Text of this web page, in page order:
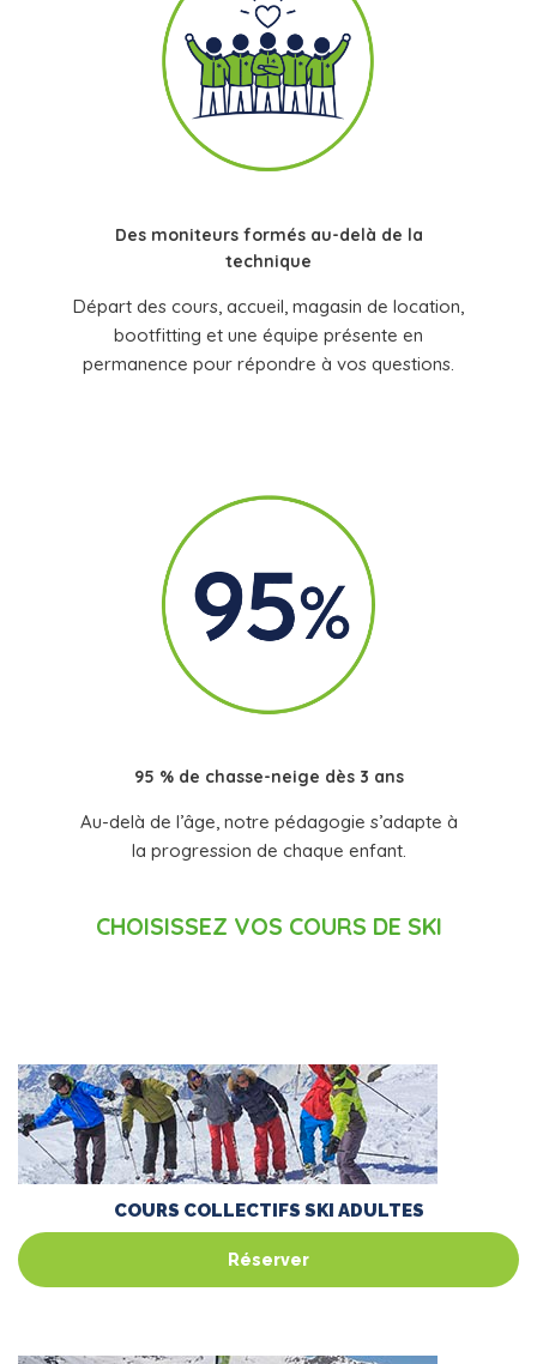
Des moniteurs formés au-delà de la
technique
Départ des cours, accueil, magasin de location,
bootfitting et une équipe présente en
permanence pour répondre à vos questions.
95 % de chasse-neige dès 3 ans
Au-delà de l’âge, notre pédagogie s’adapte à
la progression de chaque enfant.
CHOISISSEZ VOS COURS DE SKI
COURS COLLECTIFS SKI ADULTES
Réserver